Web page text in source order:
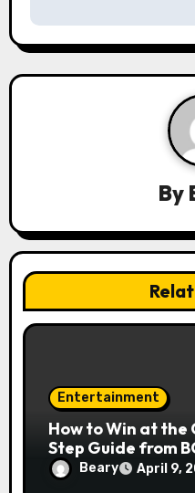
i
g
o
n
By
Entertainment
How to Win at the
Step Guide from
Beary April 9,